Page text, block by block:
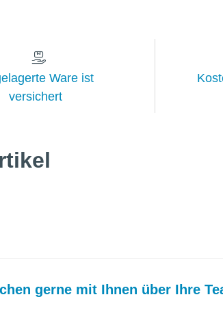
Ware ist
versichert
gerne mit Ihnen über Ihre